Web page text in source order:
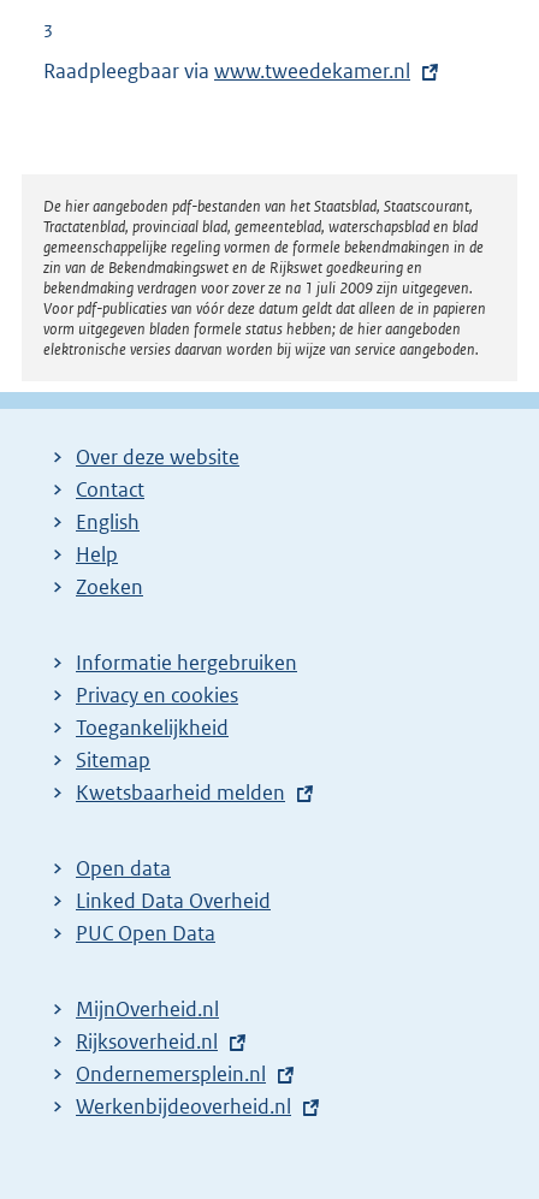
r
i
n
k
:
3
Raadpleegbaar via E
r
n
e
l
i
n
k
www.tweedekamer.nl
Disclaimer
De hier aangeboden pdf-bestanden van het Staatsblad, Staatscourant,
Tractatenblad, provinciaal blad, gemeenteblad, waterschapsblad en blad
gemeenschappelijke regeling vormen de formele bekendmakingen in de
zin van de Bekendmakingswet en de Rijkswet goedkeuring en
bekendmaking verdragen voor zover ze na 1 juli 2009 zijn uitgegeven.
Voor pdf-publicaties van vóór deze datum geldt dat alleen de in papieren
vorm uitgegeven bladen formele status hebben; de hier aangeboden
elektronische versies daarvan worden bij wijze van service aangeboden.
Over deze website
Contact
English
Help
Zoeken
Informatie hergebruiken
Privacy en cookies
Toegankelijkheid
Sitemap
E
t
e
r
l
i
n
k
Kwetsbaarheid melden
Open data
Linked Data Overheid
PUC Open Data
MijnOverheid.nl
E
x
t
Rijksoverheid.nl
E
x
Ondernemersplein.nl
E
Werkenbijdeoverheid.nl